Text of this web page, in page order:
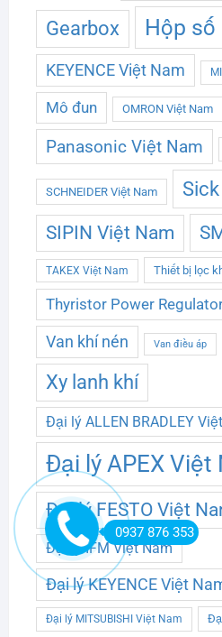
Gearbox Hộp số
KEYENCE Việt Nam
Mô đun OMRON Việt Nam
Panasonic Việt Nam
SCHNEIDER Việt Nam
SIPIN Việt Nam
TAKEX Việt Nam Thiết bị lọc
Thyristor Power
Van khí nén Van điều áp
Xy lanh khí
Đại lý ALLEN BRADLEY
Đại lý APEX Việt
Đại lý FESTO Việt
Đại lý IFM Việt Nam
Đại lý KEYENCE Việt
Đại lý MITSUBISHI Việt Nam
0937 876 353